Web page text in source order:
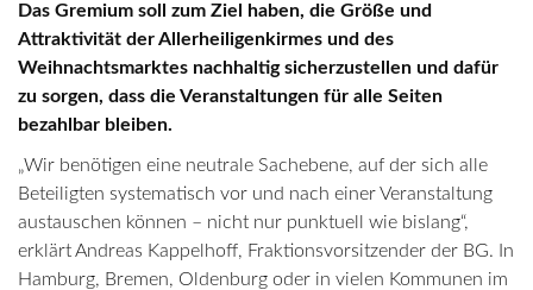
Das Gremium soll zum Ziel haben, die Größe und
Attraktivität der Allerheiligenkirmes und des
Weihnachtsmarktes nachhaltig sicherzustellen und dafür
zu sorgen, dass die Veranstaltungen für alle Seiten
bezahlbar bleiben.
„Wir benötigen eine neutrale Sachebene, auf der sich alle
Beteiligten systematisch vor und nach einer Veranstaltung
austauschen können – nicht nur punktuell wie bislang“,
erklärt Andreas Kappelhoff, Fraktionsvorsitzender der BG. In
Hamburg, Bremen, Oldenburg oder in vielen Kommunen im